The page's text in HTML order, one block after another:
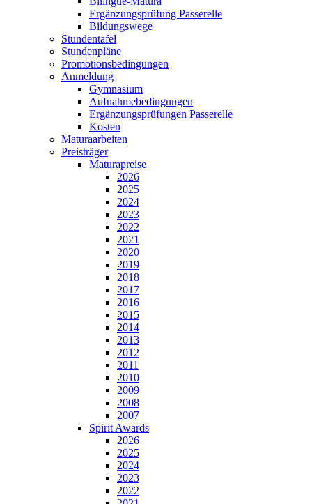
Ergänzungsprüfung Passerelle
Bildungswege
Stundentafel
Stundenpläne
Promotionsbedingungen
Anmeldung
Gymnasium
Aufnahmebedingungen
Ergänzungsprüfungen Passerelle
Kosten
Maturaarbeiten
Preisträger
Maturapreise
2026
2025
2024
2023
2022
2021
2020
2019
2018
2017
2016
2015
2014
2013
2012
2011
2010
2009
2008
2007
Spirit Awards
2026
2025
2024
2023
2022